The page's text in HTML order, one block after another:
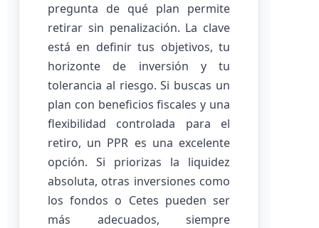
pregunta de qué plan permite
retirar sin penalización. La clave
está en definir tus objetivos, tu
horizonte de inversión y tu
tolerancia al riesgo. Si buscas un
plan con beneficios fiscales y una
flexibilidad controlada para el
retiro, un PPR es una excelente
opción. Si priorizas la liquidez
absoluta, otras inversiones como
los fondos o Cetes pueden ser
más adecuados, siempre